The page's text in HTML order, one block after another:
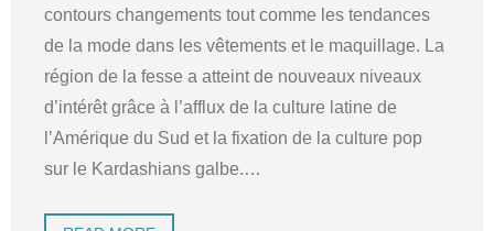
contours changements tout comme les tendances
de la mode dans les vêtements et le maquillage. La
région de la fesse a atteint de nouveaux niveaux
d’intérêt grâce à l’afflux de la culture latine de
l’Amérique du Sud et la fixation de la culture pop
sur le Kardashians galbe.…